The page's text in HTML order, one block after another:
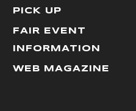
PICK UP
FAIR EVENT
INFORMATION
WEB MAGAZINE